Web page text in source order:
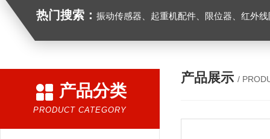
热门搜索： 振动传感器、起重机配件、限位器、红外线防撞器
产品分类
PRODUCT CATEGORY
产品展示 /